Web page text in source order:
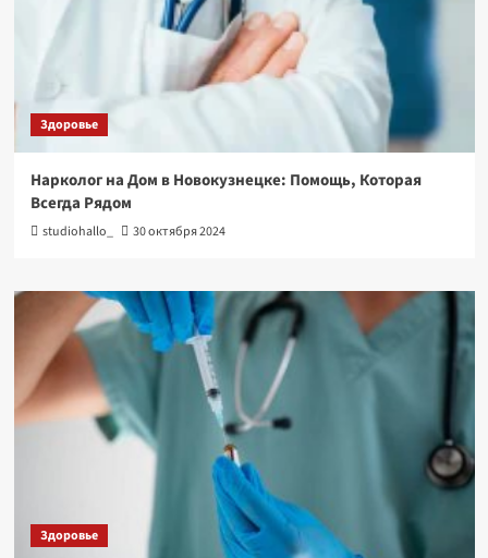
Здоровье
Нарколог на Дом в Новокузнецке: Помощь, Которая
Всегда Рядом
studiohallo_ 30 октября 2024
Здоровье